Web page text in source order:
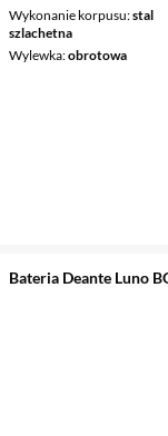
Wykonanie korpusu stal
szlachetna
Wylewka obrotowa
Bateria Deante Luno